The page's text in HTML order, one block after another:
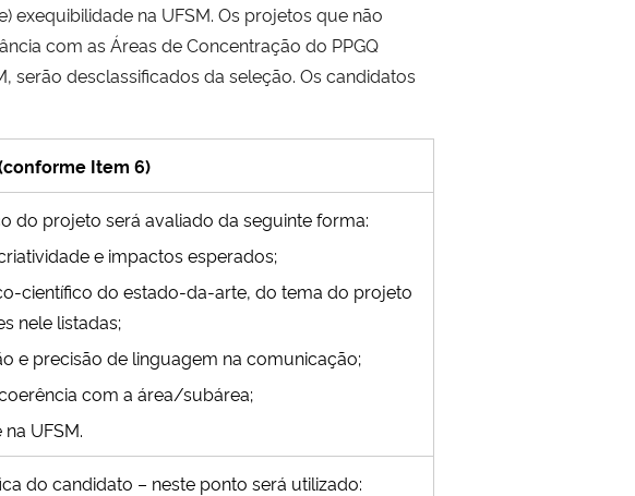
na UFSM. Os projetos que não
com as Áreas de Concentração do PPGQ
serão desclassificados da seleção. Os candidatos
Item 6)
do projeto será avaliado da seguinte forma:
e impactos esperados;
científico do estado-da-arte, do tema do projeto
nele listadas;
e precisão de linguagem na comunicação;
com a área/subárea;
UFSM.
do candidato – neste ponto será utilizado: